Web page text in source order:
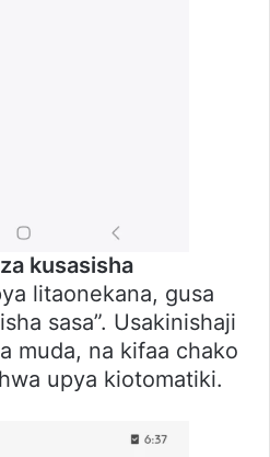
kusasisha
litaonekana, gusa
sasa”. Usakinishaji
muda, na kifaa chako
upya kiotomatiki.